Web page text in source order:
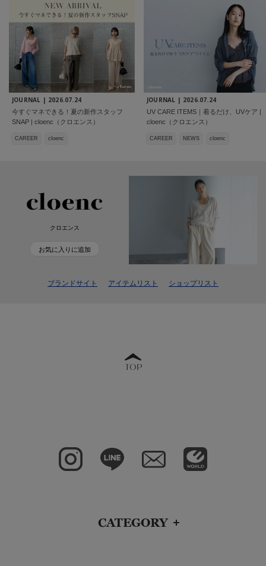
JOURNAL | 2026.07.24
今すぐマネできる！夏の新作スタッフ
SNAP | cloenc（クロエンス）
CAREER cloenc
JOURNAL | 2026.07.24
UV CARE ITEMS｜着るだけ、UVケア |
cloenc（クロエンス）
CAREER NEWS cloenc
クロエンス
お気に入りに追加
ブランドサイト アイテムリスト ショップリスト
TOP
CATEGORY